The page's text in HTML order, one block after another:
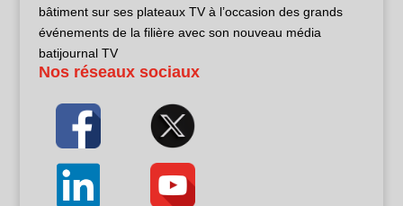
bâtiment sur ses plateaux TV à l’occasion des grands
événements de la filière avec son nouveau média
batijournal TV
Nos réseaux sociaux